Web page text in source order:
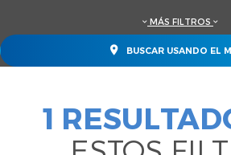
MÁS FILTROS
BUSCAR USANDO EL
1